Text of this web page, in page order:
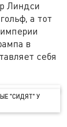
Линдси
а тот
в
себя
"СИДЯТ" У